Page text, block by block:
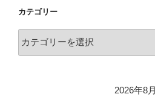
カテゴリー
2026年8月